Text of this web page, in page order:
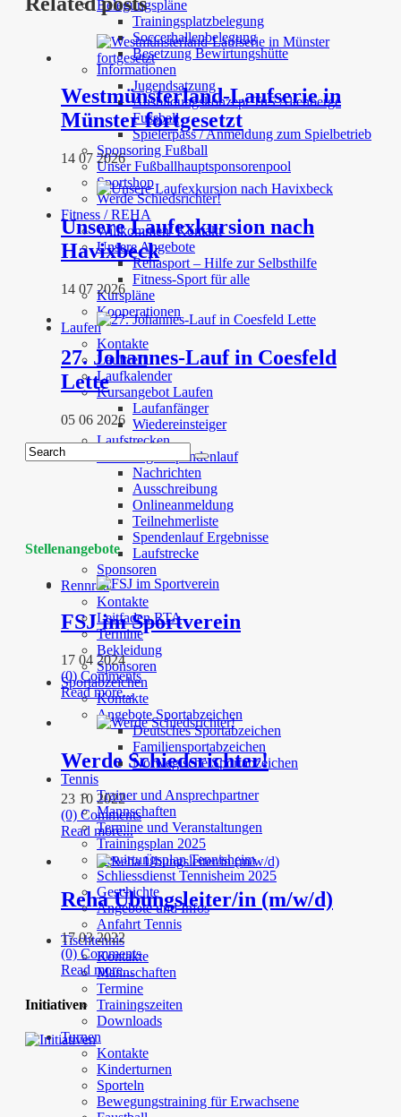
Belegungspläne
Trainingsplatzbelegung
Soccerhallenbelegung
Besetzung Bewirtungshütte
Informationen
Jugendsatzung
Ausbildungskonzept TuS Altenberge
Fussball
Spielerpass / Anmeldung zum Spielbetrieb
Sponsoring Fußball
Unser Fußballhauptsponsorenpool
Sportshop
Werde Schiedsrichter!
Fitness / REHA
Willkommen/ Kontakt
Unsere Angebote
Rehasport – Hilfe zur Selbsthilfe
Fitness-Sport für alle
Kurspläne
Kooperationen
Laufen
Kontakte
Lauftreff
Laufkalender
Kursangebot Laufen
Laufanfänger
Wiedereinsteiger
Laufstrecken
Altenberger Spendenlauf
Nachrichten
Ausschreibung
Onlineanmeldung
Teilnehmerliste
Spendenlauf Ergebnisse
Laufstrecke
Sponsoren
Rennrad
Kontakte
Leitfaden RTA
Termine
Bekleidung
Sponsoren
Sportabzeichen
Kontakte
Angebote Sportabzeichen
Deutsches Sportabzeichen
Familiensportabzeichen
Norwegische Sportabzeichen
Tennis
Trainer und Ansprechpartner
Mannschaften
Termine und Veranstaltungen
Trainingsplan 2025
Bewirtungsplan Tennisheim
Schliessdienst Tennisheim 2025
Geschichte
Angebote und Infos
Anfahrt Tennis
Tischtennis
Kontakte
Mannschaften
Termine
Trainingszeiten
Downloads
Turnen
Kontakte
Kinderturnen
Sporteln
Bewegungstraining für Erwachsene
Westmünsterland-Laufserie in
Münster fortgesetzt
14 07 2026
Unsere Laufexkursion nach
Havixbeck
14 07 2026
27. Johannes-Lauf in Coesfeld
Lette
05 06 2026
Stellenangebote
FSJ im Sportverein
17 04 2024
(0) Comments
Read more...
Werde Schiedsrichter!
23 10 2022
(0) Comments
Read more...
Reha Übungsleiter/in (m/w/d)
17 03 2022
(0) Comments
Read more...
Initiativen